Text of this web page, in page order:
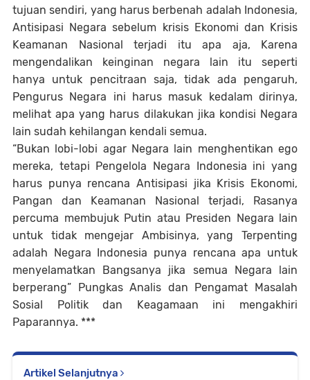
tujuan sendiri, yang harus berbenah adalah Indonesia,
Antisipasi Negara sebelum krisis Ekonomi dan Krisis
Keamanan Nasional terjadi itu apa aja, Karena
mengendalikan keinginan negara lain itu seperti
hanya untuk pencitraan saja, tidak ada pengaruh,
Pengurus Negara ini harus masuk kedalam dirinya,
melihat apa yang harus dilakukan jika kondisi Negara
lain sudah kehilangan kendali semua.
“Bukan lobi-lobi agar Negara lain menghentikan ego
mereka, tetapi Pengelola Negara Indonesia ini yang
harus punya rencana Antisipasi jika Krisis Ekonomi,
Pangan dan Keamanan Nasional terjadi, Rasanya
percuma membujuk Putin atau Presiden Negara lain
untuk tidak mengejar Ambisinya, yang Terpenting
adalah Negara Indonesia punya rencana apa untuk
menyelamatkan Bangsanya jika semua Negara lain
berperang” Pungkas Analis dan Pengamat Masalah
Sosial Politik dan Keagamaan ini mengakhiri
Paparannya. ***
Artikel Selanjutnya